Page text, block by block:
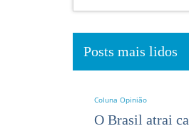
Posts mais lidos
Coluna Opinião
O Brasil atrai